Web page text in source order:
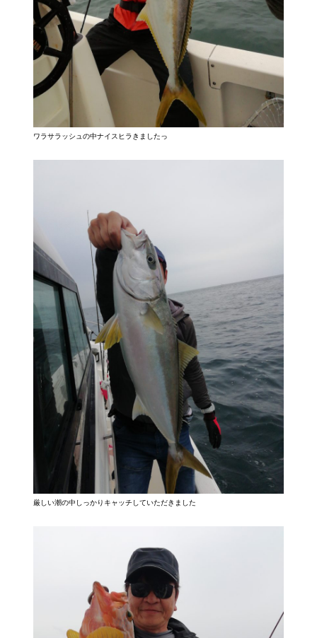
ワラサラッシュの中ナイスヒラきましたっ
厳しい潮の中しっかりキャッチしていただきました